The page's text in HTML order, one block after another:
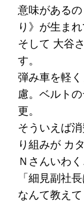
意味がある
り》が生まれ
そして 大谷
す。
弾み車を軽
慮。ベルト
更。
そういえば
り組みが カ
Ｎさんいわく
「細見副社
なんて教え